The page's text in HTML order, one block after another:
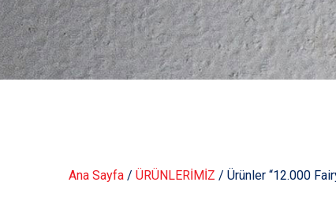
Ana Sayfa / ÜRÜNLERİMİZ / Ürünler “12.000